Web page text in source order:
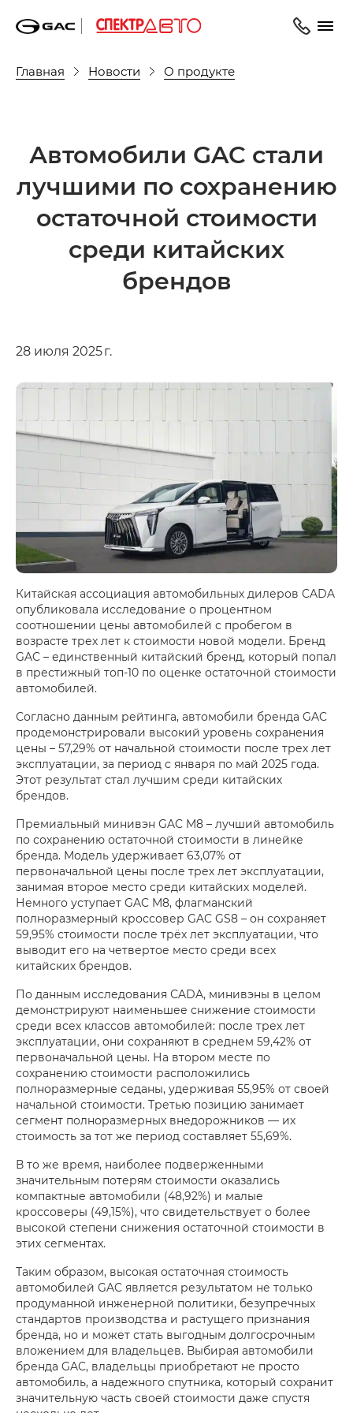
Главная Новости О продукте
Автомобили GAC стали
лучшими по сохранению
остаточной стоимости
среди китайских
брендов
28 июля 2025 г.
Китайская ассоциация автомобильных дилеров CADA
опубликовала исследование о процентном
соотношении цены автомобилей с пробегом в
возрасте трех лет к стоимости новой модели. Бренд
GAC – единственный китайский бренд, который попал
в престижный топ-10 по оценке остаточной стоимости
автомобилей.
Согласно данным рейтинга, автомобили бренда GAC
продемонстрировали высокий уровень сохранения
цены – 57,29% от начальной стоимости после трех лет
эксплуатации, за период с января по май 2025 года.
Этот результат стал лучшим среди китайских
брендов.
Премиальный минивэн GAC M8 – лучший автомобиль
по сохранению остаточной стоимости в линейке
бренда. Модель удерживает 63,07% от
первоначальной цены после трех лет эксплуатации,
занимая второе место среди китайских моделей.
Немного уступает GAC M8, флагманский
полноразмерный кроссовер GAC GS8 – он сохраняет
59,95% стоимости после трёх лет эксплуатации, что
выводит его на четвертое место среди всех
китайских брендов.
По данным исследования СADA, минивэны в целом
демонстрируют наименьшее снижение стоимости
среди всех классов автомобилей: после трех лет
эксплуатации, они сохраняют в среднем 59,42% от
первоначальной цены. На втором месте по
сохранению стоимости расположились
полноразмерные седаны, удерживая 55,95% от своей
начальной стоимости. Третью позицию занимает
сегмент полноразмерных внедорожников — их
стоимость за тот же период составляет 55,69%.
В то же время, наиболее подверженными
значительным потерям стоимости оказались
компактные автомобили (48,92%) и малые
кроссоверы (49,15%), что свидетельствует о более
высокой степени снижения остаточной стоимости в
этих сегментах.
Таким образом, высокая остаточная стоимость
автомобилей GAC является результатом не только
продуманной инженерной политики, безупречных
стандартов производства и растущего признания
бренда, но и может стать выгодным долгосрочным
вложением для владельцев. Выбирая автомобили
бренда GAC, владельцы приобретают не просто
автомобиль, а надежного спутника, который сохранит
значительную часть своей стоимости даже спустя